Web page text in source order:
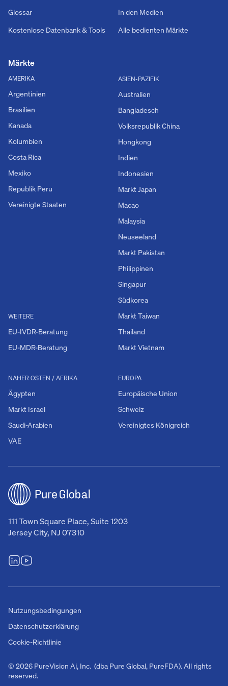
111 Town Square Place, Suite 1203
Jersey City, NJ 07310
Glossar
Kostenlose Datenbank & Tools
In den Medien
Alle bedienten Märkte
Märkte
AMERIKA
Argentinien
Brasilien
Kanada
Kolumbien
Costa Rica
Mexiko
Republik Peru
Vereinigte Staaten
WEITERE
EU-IVDR-Beratung
EU-MDR-Beratung
EUROPA
Europäische Union
Schweiz
Vereinigtes Königreich
NAHER OSTEN / AFRIKA
Ägypten
Markt Israel
Saudi-Arabien
VAE
ASIEN-PAZIFIK
Australien
Bangladesch
Volksrepublik China
Hongkong
Indien
Indonesien
Markt Japan
Macao
Malaysia
Neuseeland
Markt Pakistan
Philippinen
Singapur
Südkorea
Markt Taiwan
Thailand
Markt Vietnam
© 2026 PureVision Ai, Inc. (dba Pure Global, PureFDA). All rights
reserved.
Nutzungsbedingungen
Datenschutzerklärung
Cookie-Richtlinie